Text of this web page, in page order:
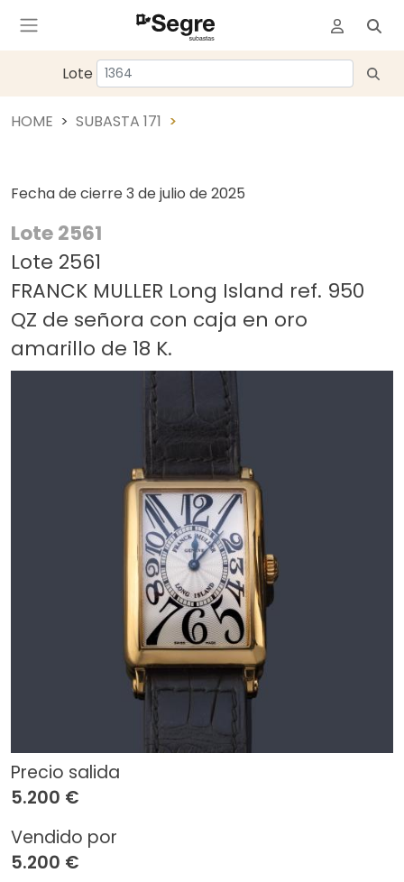
Lote
HOME SUBASTA 171
Fecha de cierre 3 de julio de 2025
Lote 2561
Lote 2561
FRANCK MULLER Long Island ref. 950
QZ de señora con caja en oro
amarillo de 18 K.
Precio salida
5.200 €
Vendido por
5.200 €